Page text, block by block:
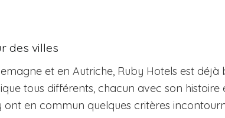
des villes
et en Autriche, Ruby Hotels est
tous différents, chacun avec son histoire
ont en commun quelques critères